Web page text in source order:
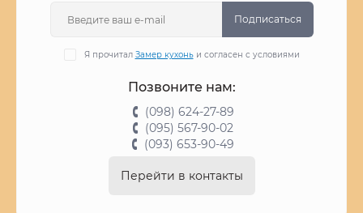
Подписаться
Я прочитал Замер кухоньи согласен с условиями
Позвоните нам:
(098) 624-27-89
(095) 567-90-02
(093) 653-90-49
Перейти в контакты